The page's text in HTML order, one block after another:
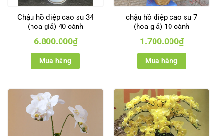
Chậu hồ điệp cao su 34
(hoa giả) 40 cành
6.800.000₫
Mua hàng
chậu hồ điệp cao su 7
(hoa giả) 10 cành
1.700.000₫
Mua hàng